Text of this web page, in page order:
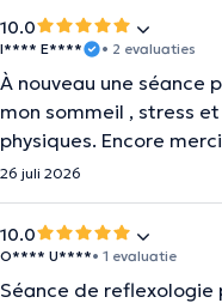
10.0
I**** E**** • 2 evaluaties
À nouveau une séance
mon sommeil , stress
physiques. Encore
26 juli 2026
10.0
O**** U****• 1 evaluatie
Séance de